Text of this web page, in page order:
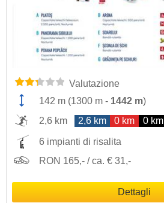
Valutazione
142 m (1300 m - 1442 m)
2,6 km
2,6 km 0 km 0 km
6 impianti di risalita
RON 165,- / ca. € 31,-
Dettagli